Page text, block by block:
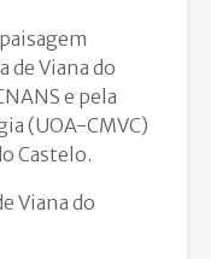
Viana do
e pela
(UOA-CMVC)
Castelo.
Viana do